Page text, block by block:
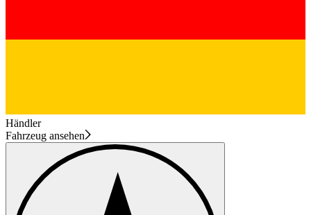
Händler
Fahrzeug ansehen